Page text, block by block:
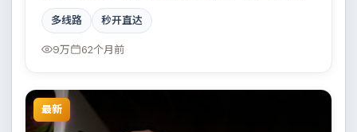
扎、李秉宪等实力加盟，取景与班底多来自加拿大。一
场看似偶然的事故牵出陈年秘辛。结尾留白耐人寻味。
多线路 秒开直达
9万 62个月前
最新